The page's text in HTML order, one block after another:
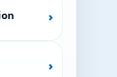
›
›